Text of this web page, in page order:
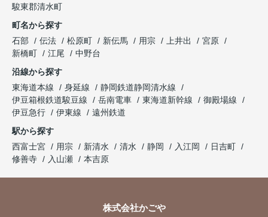
駿東郡清水町
町名から探す
石部
伝法 松原町 新伝馬 用宗 上井出
宮原
新橋町
江尾
中野台
沿線から探す
東海道本線
身延線
静岡鉄道静岡清水線
伊豆箱根鉄道駿豆線
岳南電車 東海道新幹線
御殿場線
伊豆急行
伊東線
遠州鉄道
駅から探す
西富士宮
用宗 新清水 清水 静岡 入江岡
日吉町
修善寺
入山瀬 本吉原
株式会社かごや